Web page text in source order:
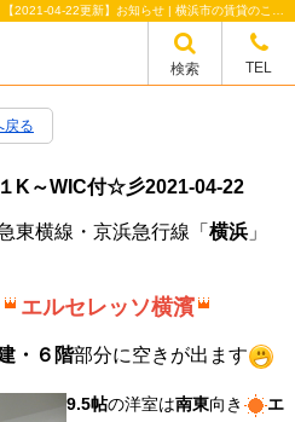
検索 TEL
戻る
K～WIC付☆彡2021-04-22
東横線・京浜急行線「 横浜」
エルセレッソ横濱
・６階部分に空きが出ます
9.5帖の洋室は南東向き エ